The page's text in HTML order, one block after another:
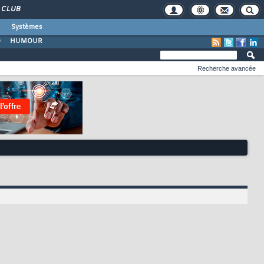
CLUB
Systèmes
HUMOUR
Recherche avancée